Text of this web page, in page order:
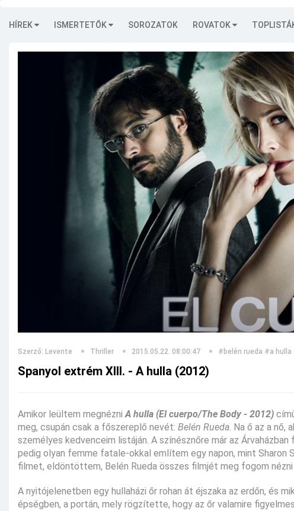
HÍREK ISMERTETŐK SOROZATOK ROVATOK
Szerző: Levente Thriller 2015.05.22. 08:00:47 #belén rueda #a hulla
Spanyol extrém XIII. - A hulla (2012)
Amikor leültem megnézniA hulla (El cuerpo/The Body - 2012)
meg, csupán csak a főszereplő nevét: Belén Rueda. Na ő az a nő,
személyes kedvenceim listáján. A színésznőre már az
pedig olyan femme fatale-okkal említem egy napon, mint
filmet, eldöntöttem, Belén Rueda összes filmjét meg fogom
A nyitójelenetben egy hullaházi őr rohan át éjszaka az erdőn, és
épségben, a portán, mely rögzítette, hogy az őr valamire